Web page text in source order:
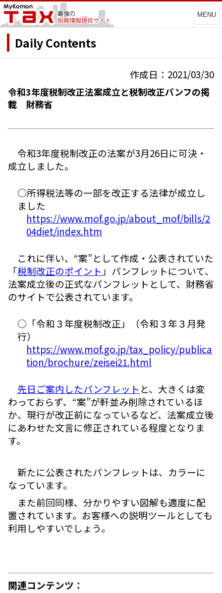
MENU
Daily Contents
作成日：2021/03/30
令和3年度税制改正法案成立と税制改正パンフの掲
載 財務省
令和3年度税制改正の法案が3月26日に可決・
成立しました。
○所得税法等の一部を改正する法律が成立し
ました
https://www.mof.go.jp/about_mof/bills/2
04diet/index.htm
これに伴い、“案”として作成・公表されていた
「税制改正のポイント 」パンフレットについて、
法案成立後の正式なパンフレットとして、財務省
のサイトで公表されています。
○「令和３年度税制改正」（令和３年３月発
行）
https://www.mof.go.jp/tax_policy/publica
tion/brochure/zeisei21.html
先日ご案内したパンフレット と、大きくは変
わっておらず、“案”が軒並み削除されているほ
か、現行が改正前になっているなど、法案成立後
にあわせた文言に修正されている程度となりま
す。
新たに公表されたパンフレットは、カラーに
なっています。
また前回同様、分かりやすい図解も適度に配
置されています。お客様への説明ツールとしても
利用しやすいでしょう。
関連コンテンツ：